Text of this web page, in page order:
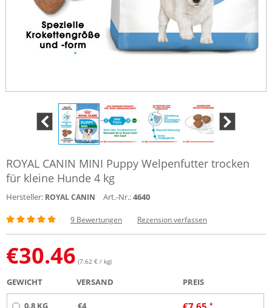
ROYAL CANIN MINI Puppy Welpenfutter trocken
für kleine Hunde 4 kg
Hersteller: ROYAL CANIN Art.-Nr.:4640
9 Bewertungen Rezension verfassen
€30.46 (7.62 € / kg)
GEWICHT VERSAND PREIS
0.8 KG €4